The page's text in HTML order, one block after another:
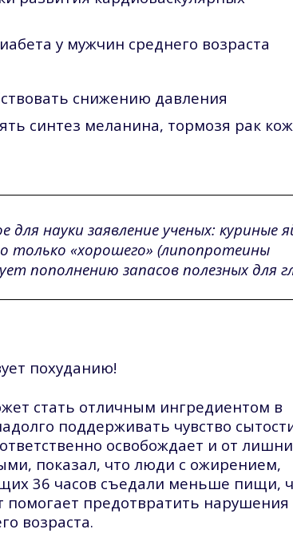
у мужчин среднего возраста
снижению давления
синтез меланина, тормозя рак
для науки заявление ученых: куриные
«хорошего» (липопротеины
пополнению запасов полезных для
похуданию!
стать отличным ингредиентом в
поддерживать чувство
освобождает и от
показал, что люди с ожирением,
36 часов съедали меньше пищи,
предотвратить нарушения
возраста.